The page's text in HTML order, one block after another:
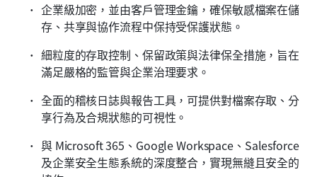
企業級加密，並由客戶管理金鑰，確保敏感檔案在儲
存、共享與協作流程中保持受保護狀態。
細粒度的存取控制、保留政策與法律保全措施，旨在
滿足嚴格的監管與企業治理要求。
全面的稽核日誌與報告工具，可提供對檔案存取、分
享行為及合規狀態的可視性。
與 Microsoft 365、Google Workspace、Salesforce
及企業安全生態系統的深度整合，實現無縫且安全的